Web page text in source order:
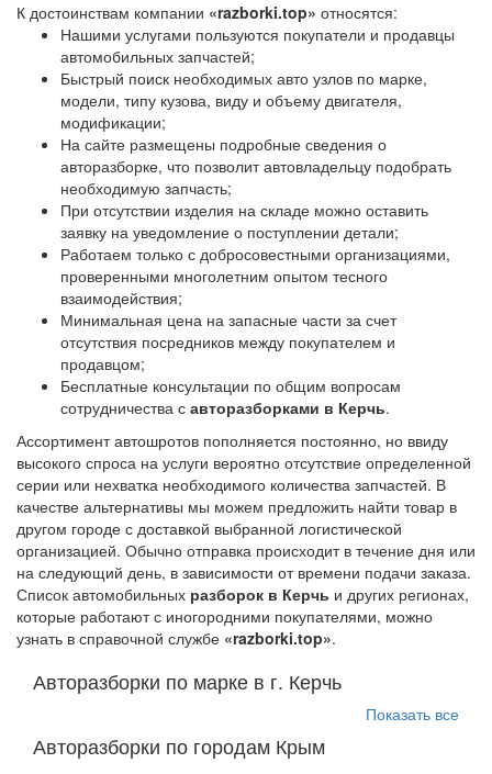
К достоинствам компании «razborki.top» относятся:
Нашими услугами пользуются покупатели и продавцы
автомобильных запчастей;
Быстрый поиск необходимых авто узлов по марке,
модели, типу кузова, виду и объему двигателя,
модификации;
На сайте размещены подробные сведения о
авторазборке, что позволит автовладельцу подобрать
необходимую запчасть;
При отсутствии изделия на складе можно оставить
заявку на уведомление о поступлении детали;
Работаем только с добросовестными организациями,
проверенными многолетним опытом тесного
взаимодействия;
Минимальная цена на запасные части за счет
отсутствия посредников между покупателем и
продавцом;
Бесплатные консультации по общим вопросам
сотрудничества с авторазборками в Керчь.
Ассортимент автошротов пополняется постоянно, но ввиду
высокого спроса на услуги вероятно отсутствие определенной
серии или нехватка необходимого количества запчастей. В
качестве альтернативы мы можем предложить найти товар в
другом городе с доставкой выбранной логистической
организацией. Обычно отправка происходит в течение дня или
на следующий день, в зависимости от времени подачи заказа.
Список автомобильных разборок в Керчь и других регионах,
которые работают с иногородними покупателями, можно
узнать в справочной службе «razborki.top».
Авторазборки по марке в г. Керчь
Показать все
Авторазборки по городам Крым